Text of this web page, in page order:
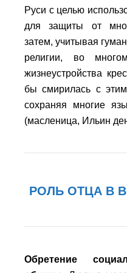
Руси с целью
для защиты от
затем, учитывая
религии, во
жизнеустройства
бы смирилась с
сохраняя многие
(масленица, Ильин
РОЛЬ ОТЦА В
Обретение